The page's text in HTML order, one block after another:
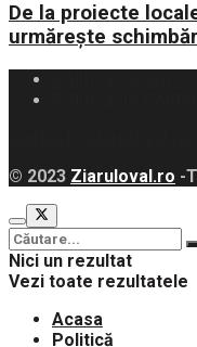
De la proiecte
urmărește
© 2023 Ziaruloval.ro -
Nici un rezultat
Vezi toate rezultatele
Acasa
Politică